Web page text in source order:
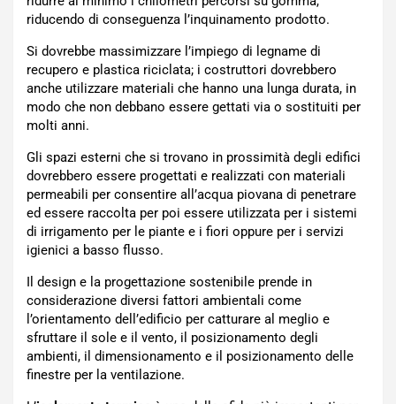
riducendo di conseguenza l’inquinamento prodotto.
Si dovrebbe massimizzare l’impiego di legname di
recupero e plastica riciclata; i costruttori dovrebbero
anche utilizzare materiali che hanno una lunga durata, in
modo che non debbano essere gettati via o sostituiti per
molti anni.
Gli spazi esterni che si trovano in prossimità degli edifici
dovrebbero essere progettati e realizzati con materiali
permeabili per consentire all’acqua piovana di penetrare
ed essere raccolta per poi essere utilizzata per i sistemi
di irrigamento per le piante e i fiori oppure per i servizi
igienici a basso flusso.
Il design e la progettazione sostenibile prende in
considerazione diversi fattori ambientali come
l’orientamento dell’edificio per catturare al meglio e
sfruttare il sole e il vento, il posizionamento degli
ambienti, il dimensionamento e il posizionamento delle
finestre per la ventilazione.